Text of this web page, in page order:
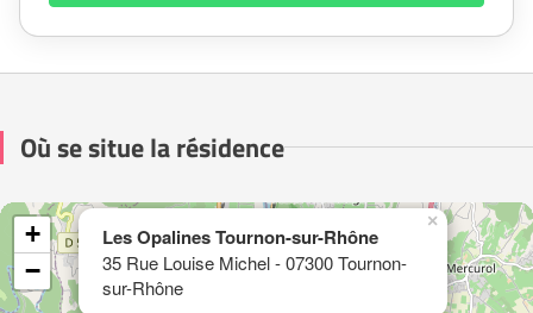
Où se situe la résidence
Les Opalines Tournon-sur-Rhône
35 Rue Louise Michel - 07300 Tournon-
sur-Rhône
×
+
−